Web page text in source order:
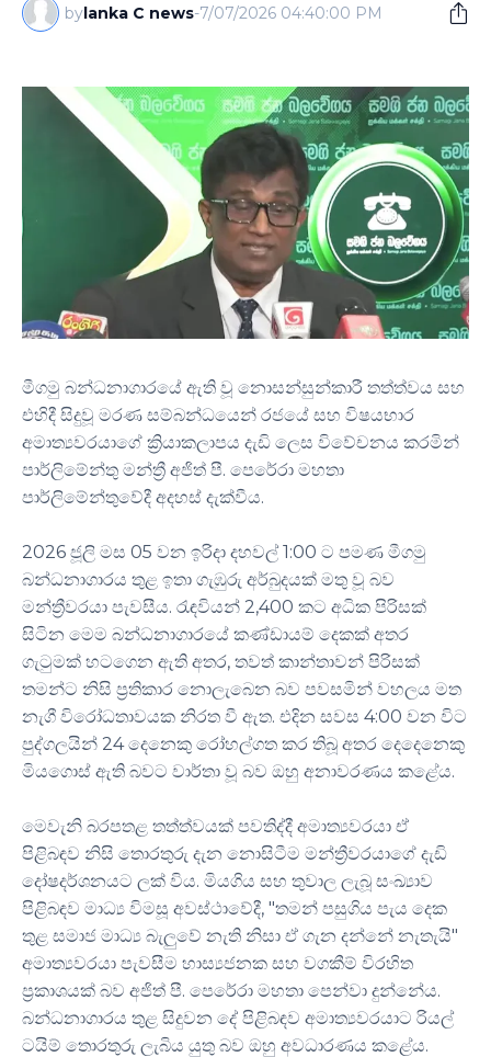
bylanka C news-7/07/2026 04:40:00 PM
මීගමු බන්ධනාගාරයේ ඇති වූ නොසන්සුන්කාරී තත්ත්වය සහ
එහිදී සිදුවූ මරණ සම්බන්ධයෙන් රජයේ සහ විෂයභාර
අමාත්‍යවරයාගේ ක්‍රියාකලාපය දැඩි ලෙස විවේචනය කරමින්
පාර්ලිමේන්තු මන්ත්‍රී අජිත් පී. පෙරේරා මහතා
පාර්ලිමේන්තුවේදී අදහස් දැක්වීය.
2026 ජූලි මස 05 වන ඉරිදා දහවල් 1:00 ට පමණ මීගමු
බන්ධනාගාරය තුළ ඉතා ගැඹුරු අර්බුදයක් මතු වූ බව
මන්ත්‍රීවරයා පැවසීය. රැඳවියන් 2,400 කට අධික පිරිසක්
සිටින මෙම බන්ධනාගාරයේ කණ්ඩායම් දෙකක් අතර
ගැටුමක් හටගෙන ඇති අතර, තවත් කාන්තාවන් පිරිසක්
තමන්ට නිසි ප්‍රතිකාර නොලැබෙන බව පවසමින් වහලය මත
නැගී විරෝධතාවයක නිරත වී ඇත. එදින සවස 4:00 වන විට
පුද්ගලයින් 24 දෙනෙකු රෝහල්ගත කර තිබූ අතර දෙදෙනෙකු
මියගොස් ඇති බවට වාර්තා වූ බව ඔහු අනාවරණය කළේය.
මෙවැනි බරපතළ තත්ත්වයක් පවතිද්දී අමාත්‍යවරයා ඒ
පිළිබඳව නිසි තොරතුරු දැන නොසිටීම මන්ත්‍රීවරයාගේ දැඩි
දෝෂදර්ශනයට ලක් විය. මියගිය සහ තුවාල ලැබූ සංඛ්‍යාව
පිළිබඳව මාධ්‍ය විමසූ අවස්ථාවේදී, "තමන් පසුගිය පැය දෙක
තුළ සමාජ මාධ්‍ය බැලුවේ නැති නිසා ඒ ගැන දන්නේ නැතැයි"
අමාත්‍යවරයා පැවසීම හාස්‍යජනක සහ වගකීම් විරහිත
ප්‍රකාශයක් බව අජිත් පී. පෙරේරා මහතා පෙන්වා දුන්නේය.
බන්ධනාගාරය තුළ සිදුවන දේ පිළිබඳව අමාත්‍යවරයාට රියල්
ටයිම් තොරතුරු ලැබිය යුතු බව ඔහු අවධාරණය කළේය.